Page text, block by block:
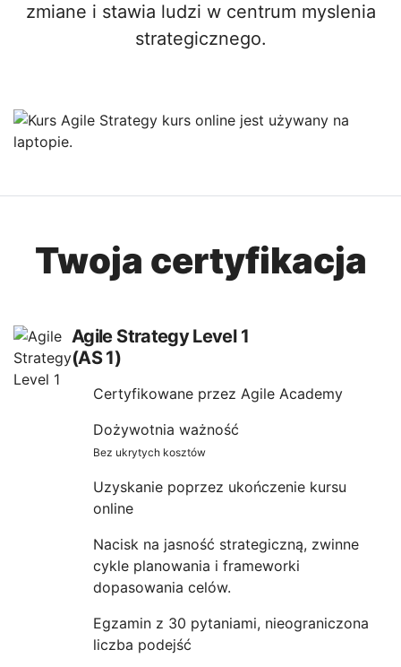
zmiane i stawia ludzi w centrum myslenia
strategicznego.
Twoja certyfikacja
Agile Strategy Level 1
(AS 1)
Certyfikowane przez Agile Academy
Dożywotnia ważność
Bez ukrytych kosztów
Uzyskanie poprzez ukończenie kursu
online
Nacisk na jasność strategiczną, zwinne
cykle planowania i frameworki
dopasowania celów.
Egzamin z 30 pytaniami, nieograniczona
liczba podejść